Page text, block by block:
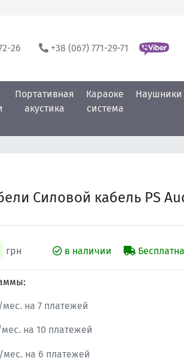
26 +38 (067) 771-29-71
Портативная
акустика
Караоке
система
Наушники
Силовой кабель PS
грн в наличии
мес. на 7 платежей
на 10 платежей
мес. на 6 платежей